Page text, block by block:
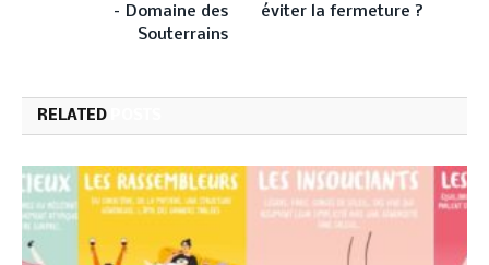
– Domaine des
Souterrains
éviter la fermeture ?
RELATED